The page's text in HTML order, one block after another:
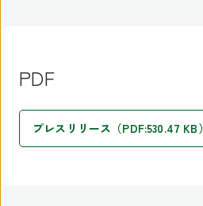
PDF
プレスリリース（PDF:530.47 KB）